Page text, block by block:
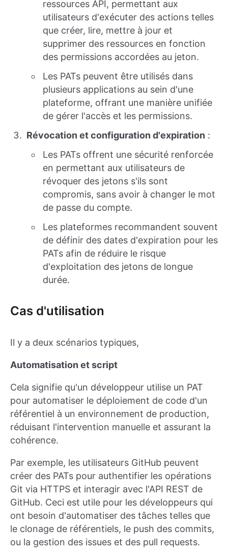
ressources API, permettant aux
utilisateurs d'exécuter des actions telles
que créer, lire, mettre à jour et
supprimer des ressources en fonction
des permissions accordées au jeton.
Les PATs peuvent être utilisés dans
plusieurs applications au sein d'une
plateforme, offrant une manière unifiée
de gérer l'accès et les permissions.
Révocation et configuration d'expiration :
Les PATs offrent une sécurité renforcée
en permettant aux utilisateurs de
révoquer des jetons s'ils sont
compromis, sans avoir à changer le mot
de passe du compte.
Les plateformes recommandent souvent
de définir des dates d'expiration pour les
PATs afin de réduire le risque
d'exploitation des jetons de longue
durée.
Cas d'utilisation
Il y a deux scénarios typiques,
Automatisation et script
Cela signifie qu'un développeur utilise un PAT
pour automatiser le déploiement de code d'un
référentiel à un environnement de production,
réduisant l'intervention manuelle et assurant la
cohérence.
Par exemple, les utilisateurs GitHub peuvent
créer des PATs pour authentifier les opérations
Git via HTTPS et interagir avec l'API REST de
GitHub. Ceci est utile pour les développeurs qui
ont besoin d'automatiser des tâches telles que
le clonage de référentiels, le push des commits,
ou la gestion des issues et des pull requests.